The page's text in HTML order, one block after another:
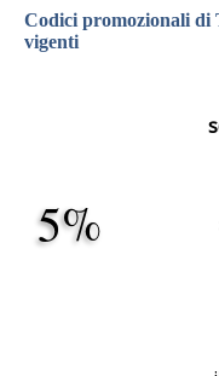
Codici promozionali di
vigenti
5%